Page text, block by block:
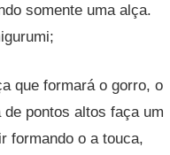
somente uma alça.
que formará o gorro, o
pontos altos faça um
formando o a touca,